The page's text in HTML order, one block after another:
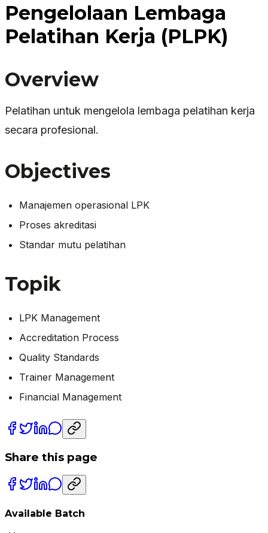
Pengelolaan Lembaga
Pelatihan Kerja (PLPK)
Overview
Pelatihan untuk mengelola lembaga pelatihan kerja
secara profesional.
Objectives
Manajemen operasional LPK
Proses akreditasi
Standar mutu pelatihan
Topik
LPK Management
Accreditation Process
Quality Standards
Trainer Management
Financial Management
Share this page
Available Batch